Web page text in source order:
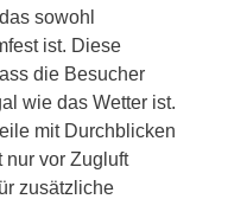
sowohl
ist. Diese
die Besucher
wie das Wetter ist.
mit Durchblicken
nur vor Zugluft
zusätzliche